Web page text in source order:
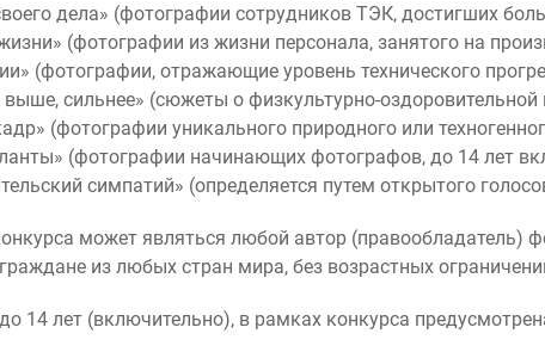
дела» (фотографии сотрудников ТЭК, достигших
(фотографии из жизни персонала, занятого на
(фотографии, отражающие уровень технического
выше, сильнее» (сюжеты о физкультурно-
(фотографии уникального природного или
(фотографии начинающих фотографов, до 14 лет
симпатий» (определяется путем открытого
может являться любой автор (правообладатель)
из любых стран мира, без возрастных
14 лет (включительно), в рамках конкурса